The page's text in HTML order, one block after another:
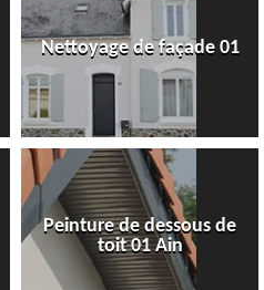
Nettoyage de façade 01
Peinture de dessous de
toit 01 Ain